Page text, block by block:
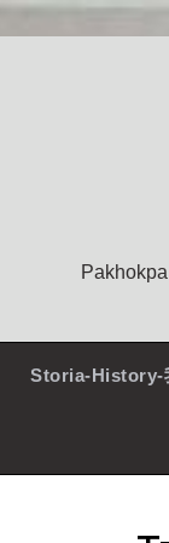
Storia-History-